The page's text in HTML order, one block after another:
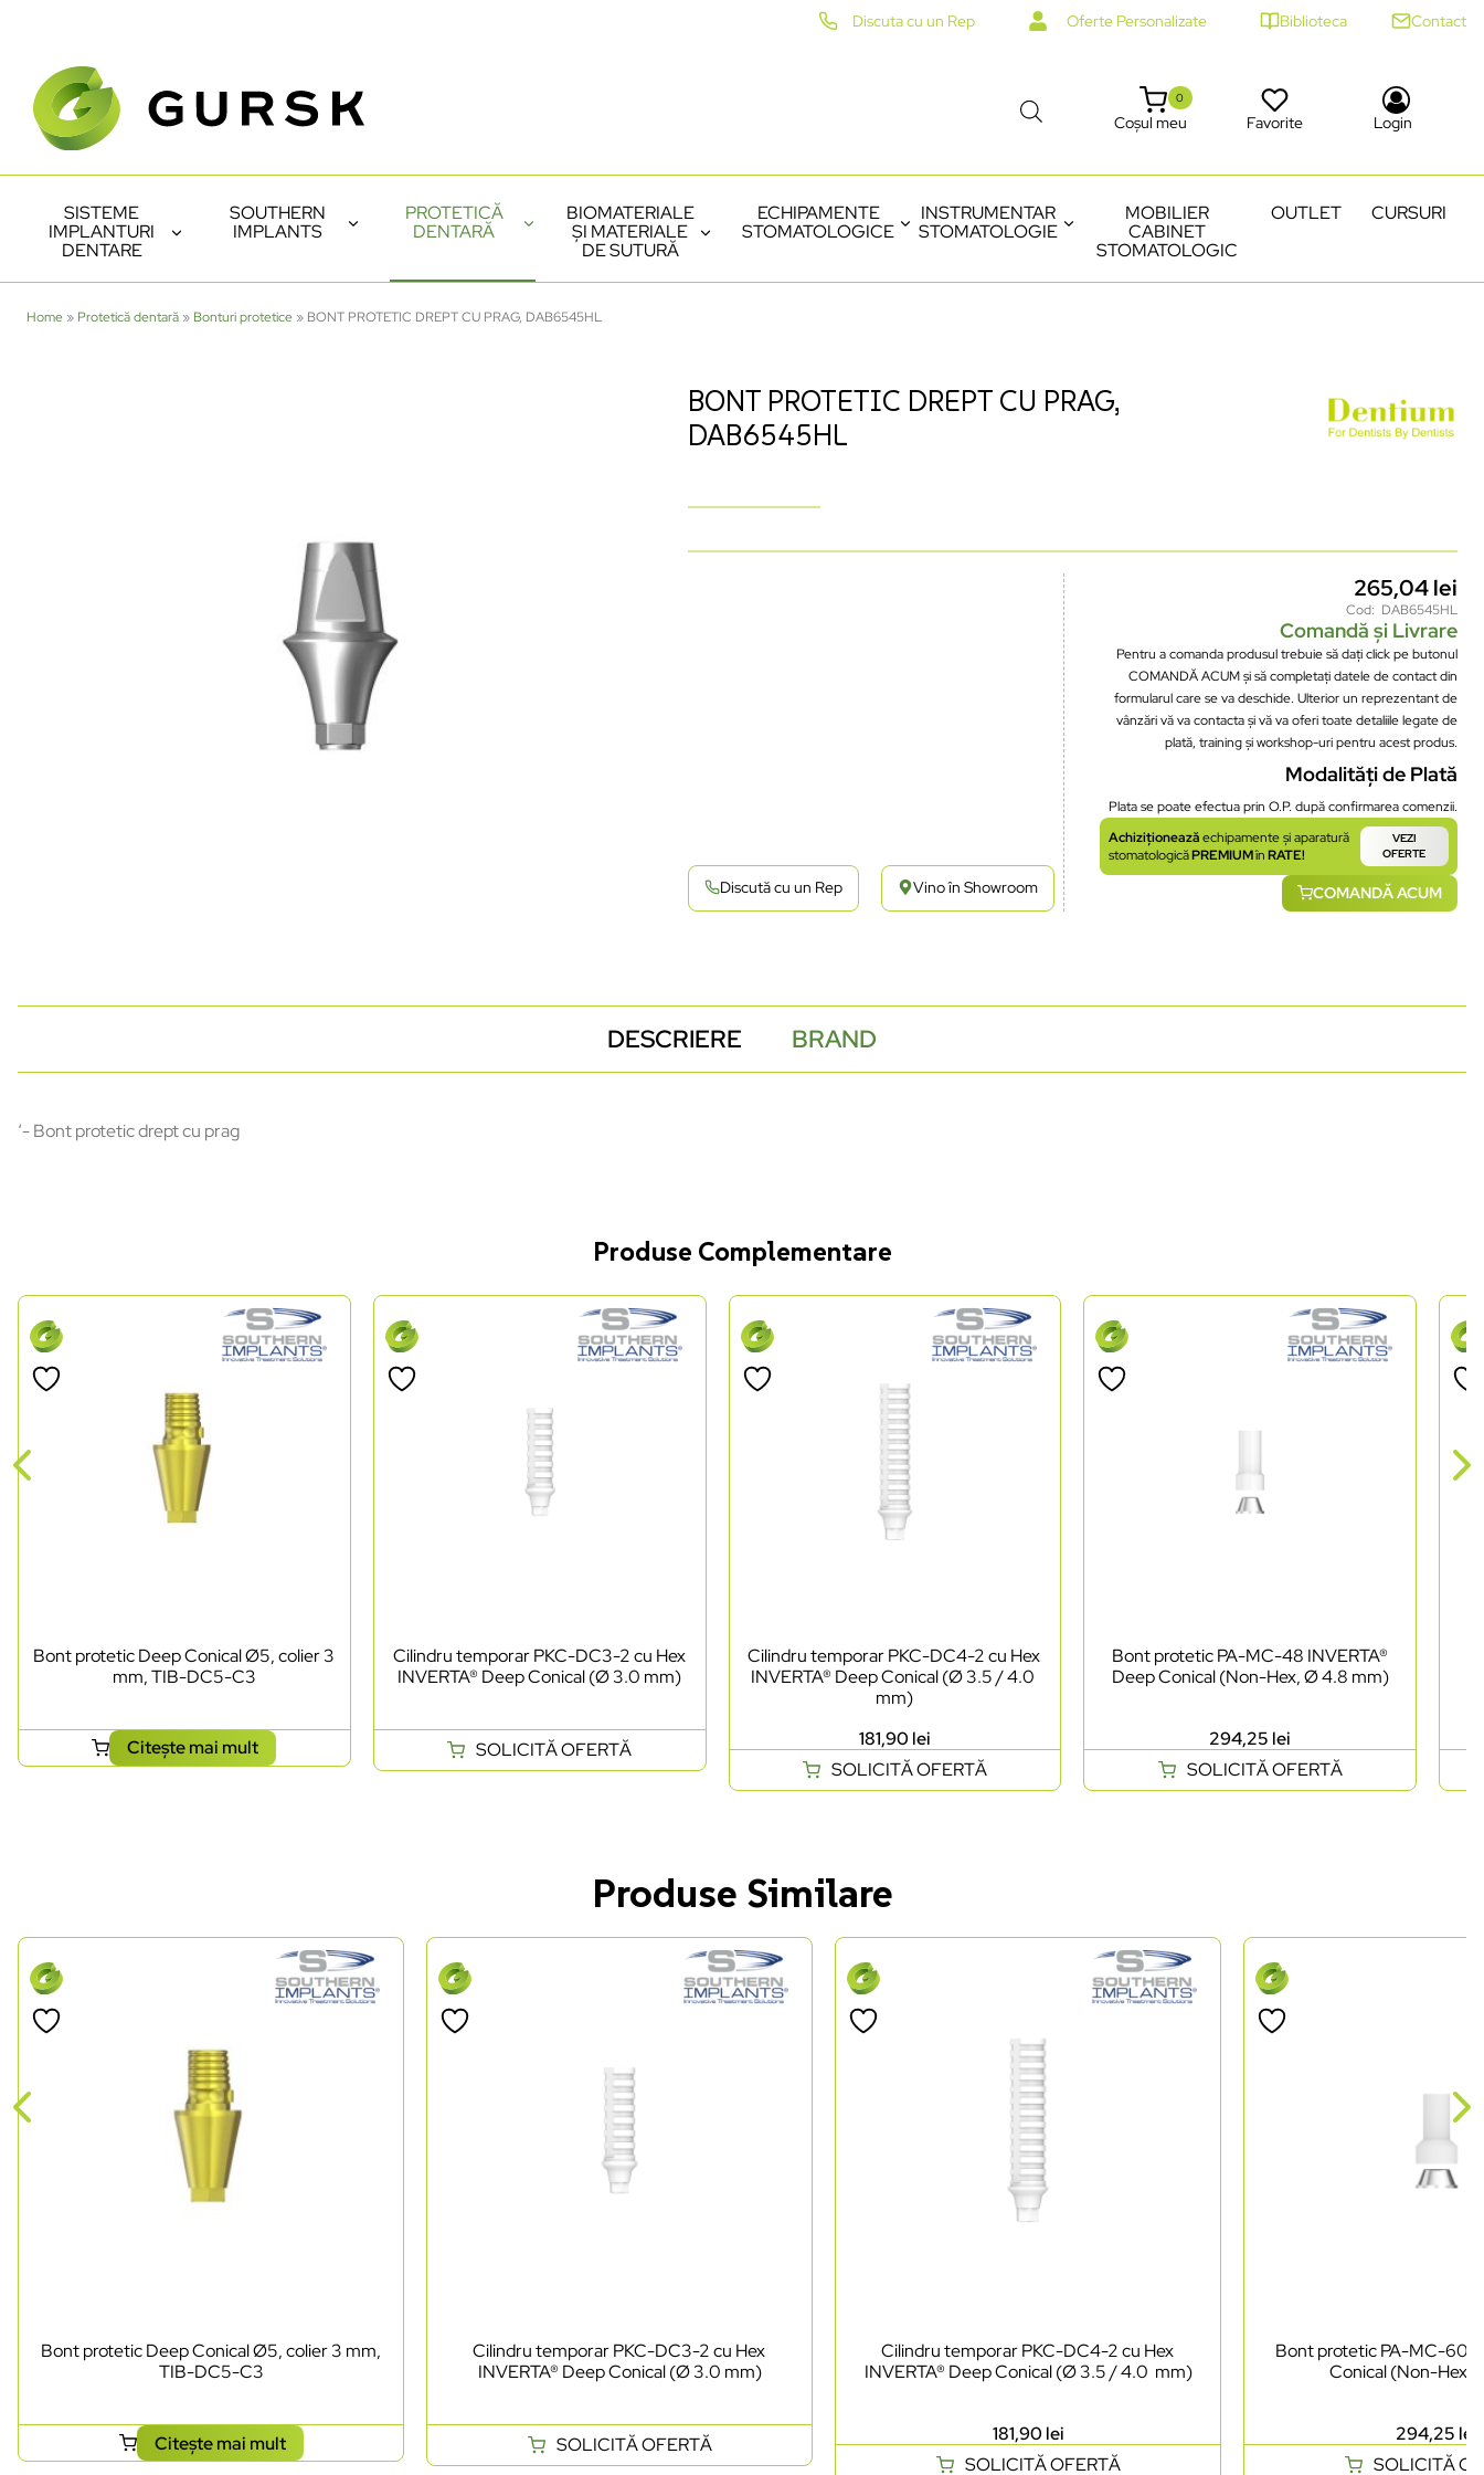
Discuta cu un Rep Oferte Personalizate Biblioteca Contact
Coșul meu
0
Favorite Login
SISTEME
IMPLANTURI
DENTARE
SOUTHERN
IMPLANTS
PROTETICĂ
DENTARĂ
BIOMATERIALE
ȘI MATERIALE
DE SUTURĂ
ECHIPAMENTE
STOMATOLOGICE
INSTRUMENTAR
STOMATOLOGIE
MOBILIER
CABINET
STOMATOLOGIC
OUTLET CURSURI
Home » Protetică dentară » Bonturi protetice » BONT PROTETIC DREPT CU PRAG, DAB6545HL
BONT PROTETIC DREPT CU PRAG,
DAB6545HL
Discută cu un Rep Vino în Showroom
265,04lei
Cod: DAB6545HL
Comandă și Livrare
Pentru a comanda produsul trebuie să dați click pe butonul
COMANDĂ ACUM și să completați datele de contact din
formularul care se va deschide. Ulterior un reprezentant de
vânzări vă va contacta și vă va oferi toate detaliile legate de
plată, training și workshop-uri pentru acest produs.
Modalități de Plată
Plata se poate efectua prin O.P. după confirmarea comenzii.
Achiziționeazăechipamente și aparatură
stomatologicăPREMIUMînRATE!
VEZI
OFERTE
COMANDĂ ACUM
DESCRIERE BRAND
‘- Bont protetic drept cu prag
Produse Complementare
Bont protetic Deep Conical Ø5, colier 3
mm, TIB-DC5-C3
Citește mai mult
Cilindru temporar PKC-DC3-2 cu Hex
INVERTA® Deep Conical (Ø 3.0 mm)
SOLICITĂ OFERTĂ
Cilindru temporar PKC-DC4-2 cu Hex
INVERTA® Deep Conical (Ø 3.5 / 4.0
mm)
181,90 lei
SOLICITĂ OFERTĂ
Bont protetic PA-MC-48 INVERTA®
Deep Conical (Non-Hex, Ø 4.8 mm)
294,25 lei
SOLICITĂ OFERTĂ
Produse Similare
Bont protetic Deep Conical Ø5, colier 3 mm,
TIB-DC5-C3
Citește mai mult
Cilindru temporar PKC-DC3-2 cu Hex
INVERTA® Deep Conical (Ø 3.0 mm)
SOLICITĂ OFERTĂ
Cilindru temporar PKC-DC4-2 cu Hex
INVERTA® Deep Conical (Ø 3.5 / 4.0 mm)
181,90 lei
SOLICITĂ OFERTĂ
Bont protetic PA-MC-60
Conical (Non-Hex,
294,25 lei
SOLICITĂ